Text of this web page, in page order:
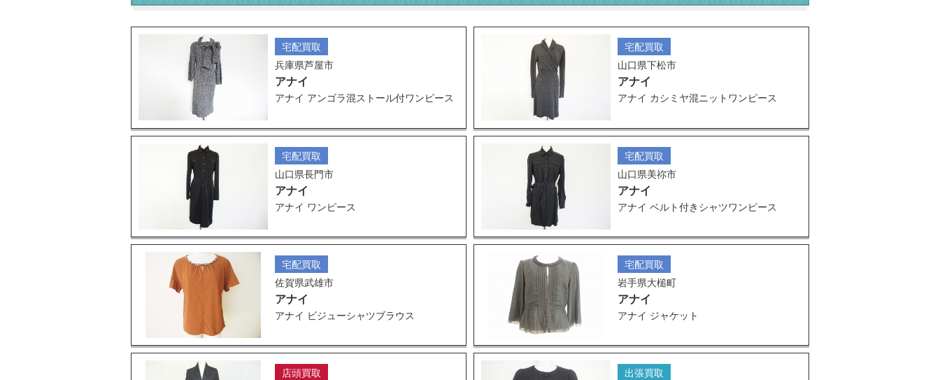
宅配買取
兵庫県芦屋市
アナイ
アナイ アンゴラ混ストール付ワンピース
宅配買取
山口県下松市
アナイ
アナイ カシミヤ混ニットワンピース
宅配買取
山口県長門市
アナイ
アナイ ワンピース
宅配買取
山口県美祢市
アナイ
アナイ ベルト付きシャツワンピース
宅配買取
佐賀県武雄市
アナイ
アナイ ビジューシャツブラウス
宅配買取
岩手県大槌町
アナイ
アナイ ジャケット
店頭買取
出張買取